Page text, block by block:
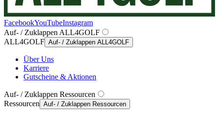
FacebookYouTubeInstagram
Auf- / Zuklappen ALL4GOLF
ALL4GOLF Auf- / Zuklappen ALL4GOLF
Über Uns
Karriere
Gutscheine & Aktionen
Auf- / Zuklappen Ressourcen
Ressourcen Auf- / Zuklappen Ressourcen